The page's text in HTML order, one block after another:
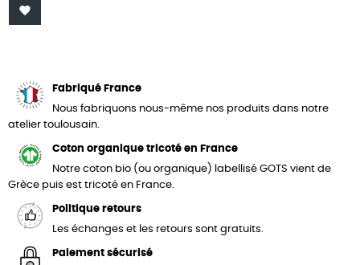

Fabriqué France
Nous fabriquons nous-même nos produits dans notre
atelier toulousain.
Coton organique tricoté en France
Notre coton bio (ou organique) labellisé GOTS vient de
Grèce puis est tricoté en France.
Politique retours
Les échanges et les retours sont gratuits.
Paiement sécurisé